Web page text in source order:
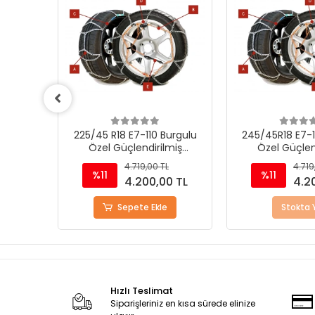
225/45 R18 E7-110 Burgulu
Özel Güçlendirilmiş
Takmatik Kar Zinciri
%11
4.719,00 TL
4.200,00 TL
Sepete Ekle
245/45R18 E7-
Özel
Takmatik
%11
Stokta
Hızlı Teslimat
Siparişleriniz en kısa sürede elinize